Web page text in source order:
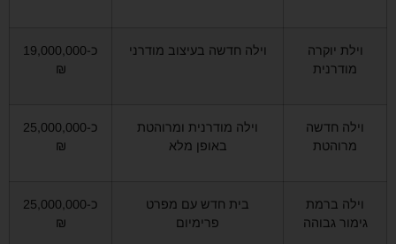
וילת יוקרה
מודרנית
וילה חדשה בעיצוב מודרני
כ-19,000,000
₪
וילה חדשה
מרוהטת
וילה מודרנית ומרוהטת
באופן מלא
כ-25,000,000
₪
וילה ברמת
גימור גבוהה
בית חדש עם מפרט
פרימיום
כ-25,000,000
₪